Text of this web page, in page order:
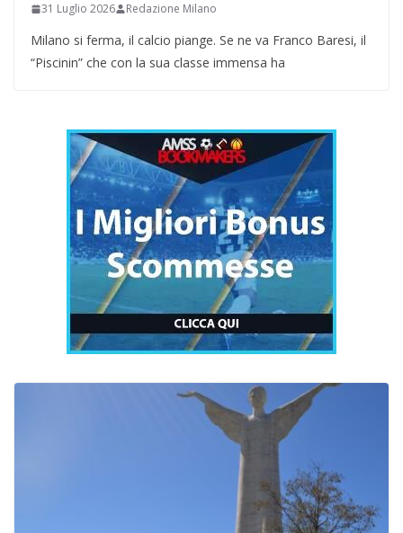
31 Luglio 2026 Redazione Milano
Milano si ferma, il calcio piange. Se ne va Franco Baresi, il
“Piscinin” che con la sua classe immensa ha